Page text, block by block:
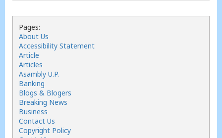
Pages:
About Us
Accessibility Statement
Article
Articles
Asambly U.P.
Banking
Blogs & Blogers
Breaking News
Business
Contact Us
Copyright Policy